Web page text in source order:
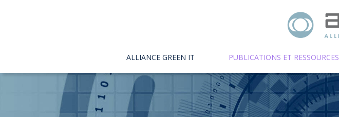
ALLIANCE GREEN IT

PUBLICATIONS ET RESSOURCES